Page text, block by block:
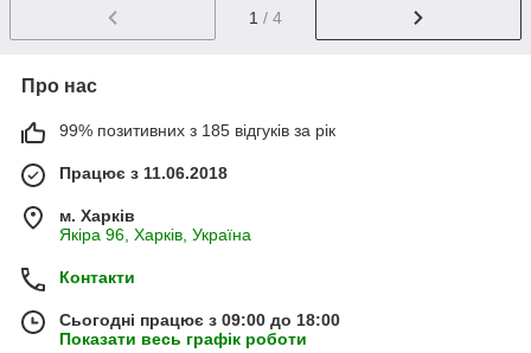
1 / 4
Про нас
99% позитивних з 185 відгуків за рік
Працює з 11.06.2018
м. Харків
Якіра 96, Харків, Україна
Контакти
Сьогодні працює з 09:00 до 18:00
Показати весь графік роботи